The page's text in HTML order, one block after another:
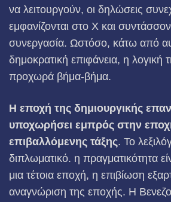
να λειτουργούν, οι δηλώσεις
εμφανίζονται στο Χ και
συνεργασία. Ωστόσο, κάτω από
δημοκρατική επιφάνεια, η λογική
προχωρά βήμα-βήμα.
Η εποχή της δημιουργικής
υποχωρήσει εμπρός στην
επιβαλλόμενης τάξης. Το
διπλωματικό. η πραγματικότητα
μια τέτοια εποχή, η επιβίωση
αναγνώριση της εποχής. Η